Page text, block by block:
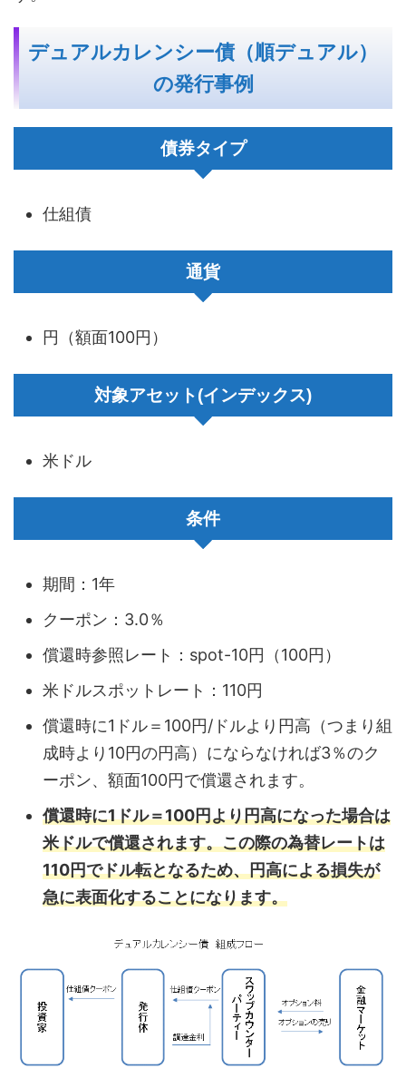
デュアルカレンシー債（順デュアル）
の発行事例
債券タイプ
仕組債
通貨
円（額面100円）
対象アセット(インデックス)
米ドル
条件
期間：1年
クーポン：3.0％
償還時参照レート：spot-10円（100円）
米ドルスポットレート：110円
償還時に1ドル＝100円/ドルより円高（つまり組
成時より10円の円高）にならなければ3％のク
ーポン、額面100円で償還されます。
償還時に1ドル＝100円より円高になった場合は
米ドルで償還されます。この際の為替レートは
110円でドル転となるため、円高による損失が
急に表面化することになります。